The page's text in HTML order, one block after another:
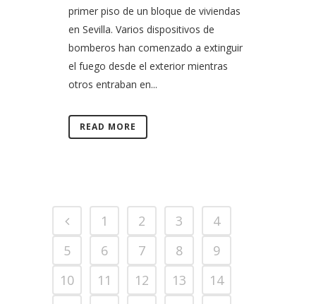
primer piso de un bloque de viviendas
en Sevilla. Varios dispositivos de
bomberos han comenzado a extinguir
el fuego desde el exterior mientras
otros entraban en...
READ MORE
1 2 3
4
5
6 7 8
9
10
11 12 13
14